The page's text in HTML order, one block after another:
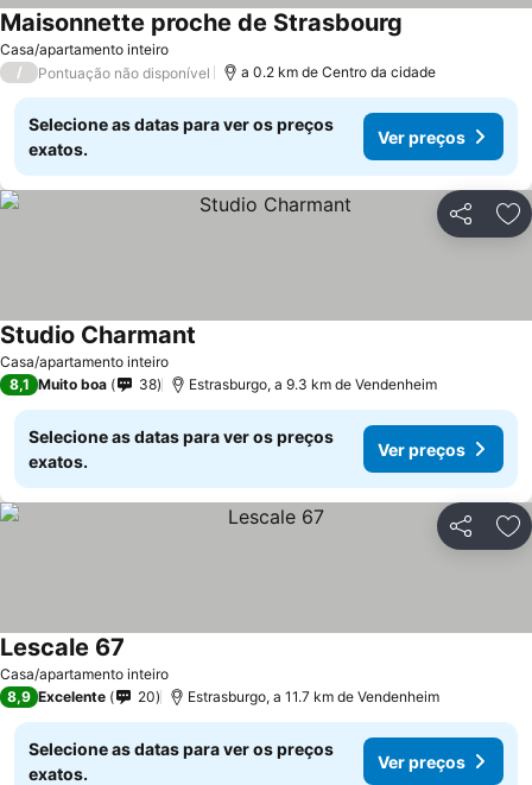
Casa/apartamento inteiro
Maisonnette proche de Strasbourg
/ Pontuação não disponível a 0.2 km de Centro da cidade
Selecione as datas para ver os preços
exatos.
Ver preços
Partilhar
Casa/apartamento inteiro
Studio Charmant
8,1 Muito boa 38 Estrasburgo, a 9.3 km de Vendenheim
Selecione as datas para ver os preços
exatos.
Ver preços
Partilhar
Casa/apartamento inteiro
Lescale 67
8,9 Excelente 20 Estrasburgo, a 11.7 km de Vendenheim
Selecione as datas para ver os preços
exatos.
Ver preços